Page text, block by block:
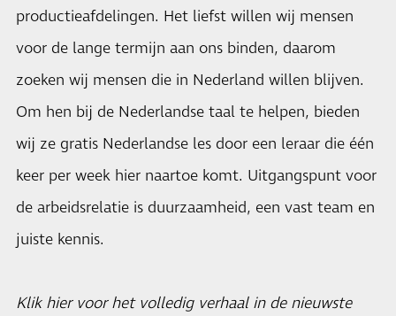
productieafdelingen. Het liefst willen wij mensen
voor de lange termijn aan ons binden, daarom
zoeken wij mensen die in Nederland willen blijven.
Om hen bij de Nederlandse taal te helpen, bieden
wij ze gratis Nederlandse les door een leraar die één
keer per week hier naartoe komt. Uitgangspunt voor
de arbeidsrelatie is duurzaamheid, een vast team en
juiste kennis.
Klik hiervoor het volledig verhaal in de nieuwste